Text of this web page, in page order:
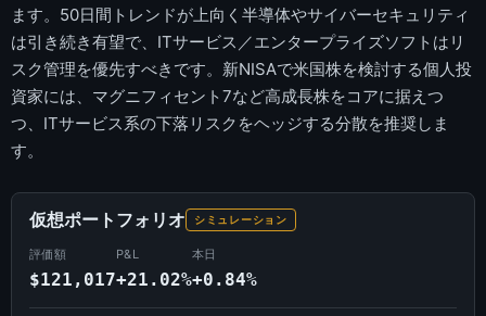
ます。50日間トレンドが上向く半導体やサイバーセキュリティ
は引き続き有望で、ITサービス／エンタープライズソフトはリ
スク管理を優先すべきです。新NISAで米国株を検討する個人投
資家には、マグニフィセント7など高成長株をコアに据えつ
つ、ITサービス系の下落リスクをヘッジする分散を推奨しま
す。
仮想ポートフォリオ シミュレーション
評価額
$121,017
P&L
+21.02%
本日
+0.84%